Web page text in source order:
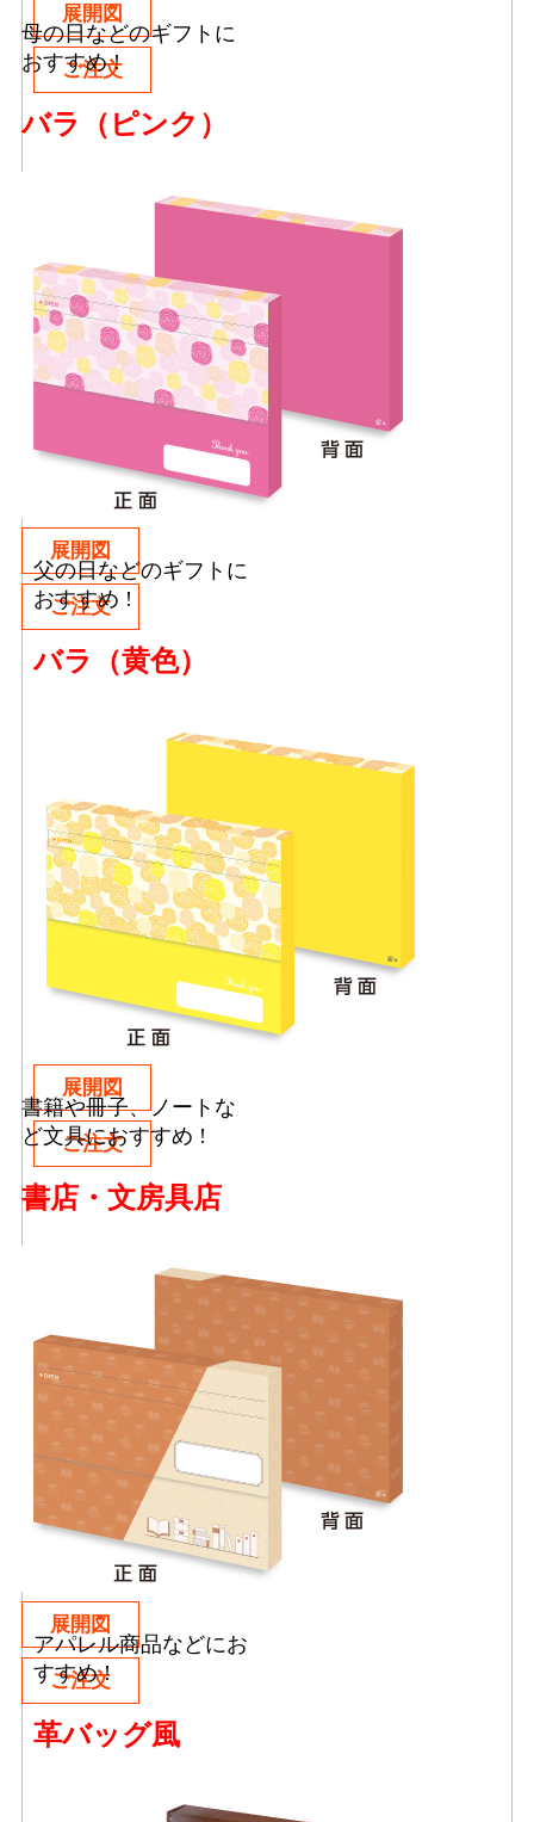
展開図
ご注文
母の日などのギフトに
おすすめ !
バラ（ピンク）
展開図
ご注文
父の日などのギフトに
おすすめ !
バラ（黄色）
展開図
ご注文
書籍や冊子、ノートな
ど文具におすすめ !
書店・文房具店
展開図
ご注文
アパレル商品などにお
すすめ !
革バッグ風